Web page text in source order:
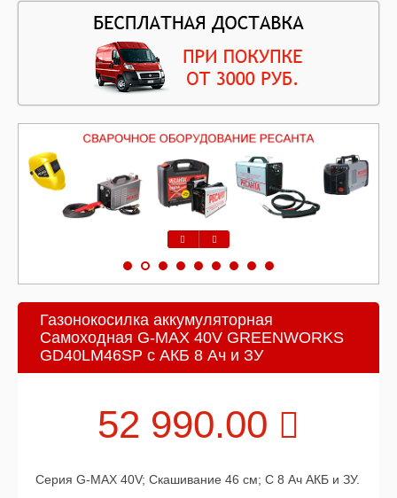
Газонокосилка аккумуляторная
Самоходная G-MAX 40V GREENWORKS
GD40LM46SP с АКБ 8 Ач и ЗУ
52 990.00
Серия G-MAX 40V; Скашивание 46 см; С 8 Ач АКБ и ЗУ.